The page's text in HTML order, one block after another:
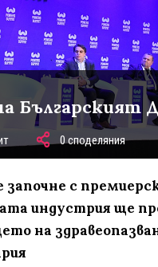
Българският
0 споделяния
с
индустрия ще
на